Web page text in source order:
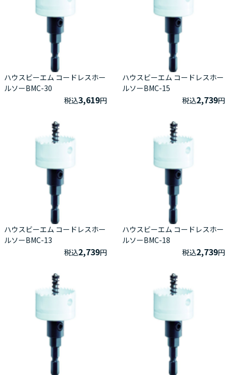
ハウスビーエム コードレスホー
ルソーBMC-30
税込3,619円
ハウスビーエム コードレスホー
ルソーBMC-15
税込2,739円
ハウスビーエム コードレスホー
ルソーBMC-13
税込2,739円
ハウスビーエム コードレスホー
ルソーBMC-18
税込2,739円